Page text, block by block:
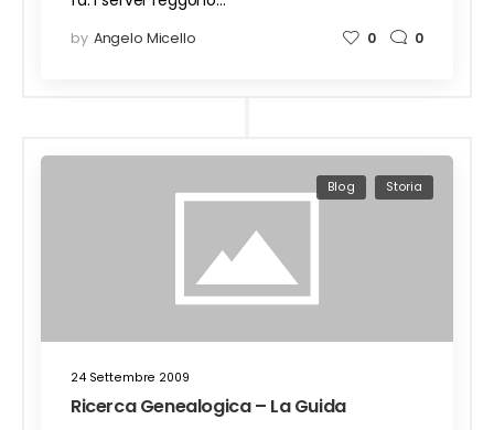
by Angelo Micello 0 0
24 Settembre 2009
Blog Storia
Ricerca Genealogica – La Guida